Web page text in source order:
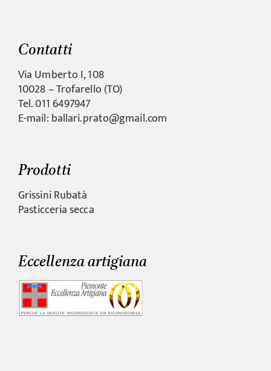
Contatti
Via Umberto I, 108
10028 – Trofarello (TO)
Tel. 011 6497947
E-mail: ballari.prato@gmail.com
Prodotti
Grissini Rubatà
Pasticceria secca
Eccellenza artigiana